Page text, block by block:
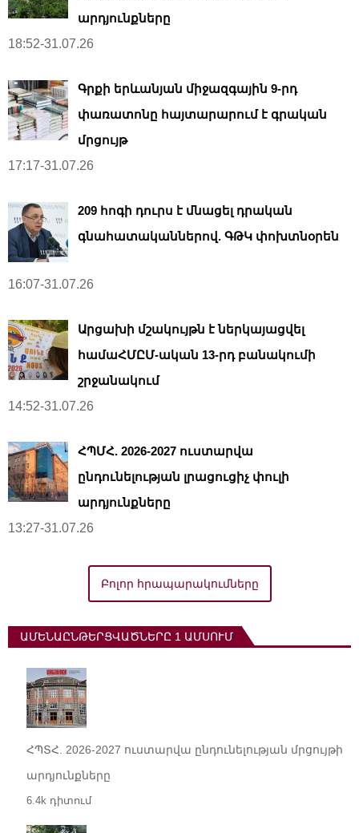
արդյունքները
18:52-31.07.26
Գրքի երևանյան միջազգային 9-րդ
փառատոնը հայտարարում է գրական
մրցույթ
17:17-31.07.26
209 հոգի դուրս է մնացել դրական
գնահատականներով. ԳԹԿ փոխտնօրեն
16:07-31.07.26
Արցախի մշակույթն է ներկայացվել
համաՀՄԸՄ-ական 13-րդ բանակումի
շրջանակում
14:52-31.07.26
ՀՊՄՀ. 2026-2027 ուստարվա
ընդունելության լրացուցիչ փուլի
արդյունքները
13:27-31.07.26
Բոլոր հրապարակումները
ԱՄԵՆԱԸՆԹԵՐՑՎԱԾՆԵՐԸ 1 ԱՄՍՈՒՄ
ՀՊՏՀ. 2026-2027 ուստարվա ընդունելության մրցույթի
արդյունքները
6.4k դիտում